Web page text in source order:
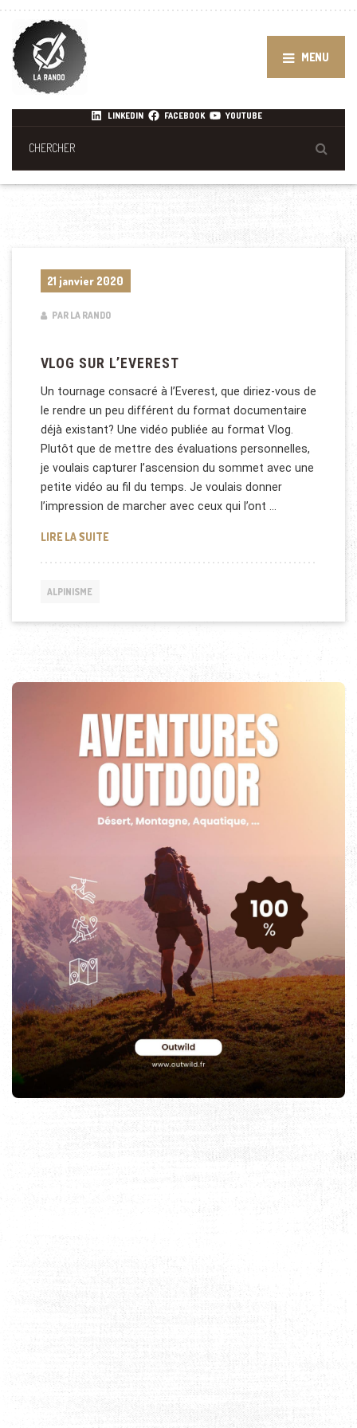
MENU
LINKEDIN FACEBOOK YOUTUBE
21 janvier 2020
PAR LA RANDO
VLOG SUR L’EVEREST
Un tournage consacré à l’Everest, que diriez-vous de
le rendre un peu différent du format documentaire
déjà existant? Une vidéo publiée au format Vlog.
Plutôt que de mettre des évaluations personnelles,
je voulais capturer l’ascension du sommet avec une
petite vidéo au fil du temps. Je voulais donner
l’impression de marcher avec ceux qui l’ont …
LIRE LA SUITEVLOG SUR L’EVEREST
ALPINISME